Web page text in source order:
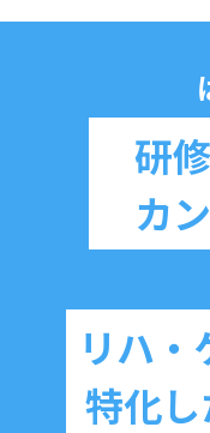
研
カ
リハ・
特化